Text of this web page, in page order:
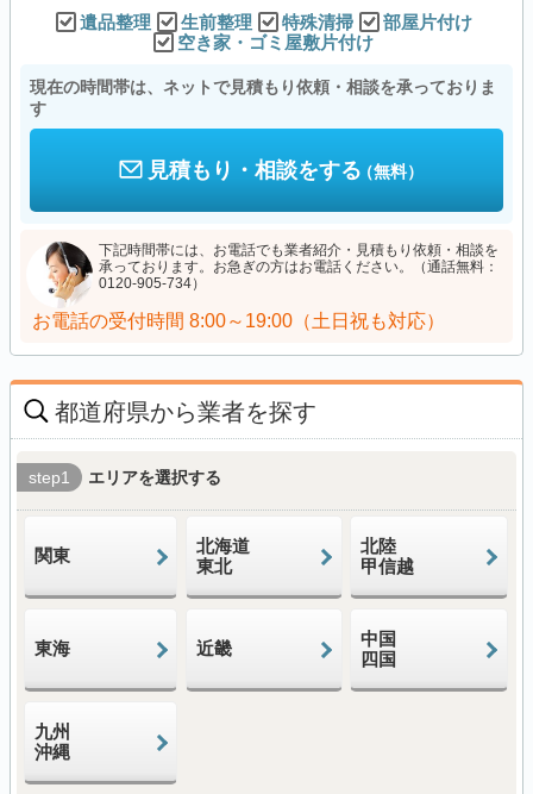
遺品整理 生前整理 特殊清掃
部屋片付け
空き家・ゴミ屋敷片付け
現在の時間帯は、ネットで見積もり依頼・相談を承っておりま
す
見積もり・相談をする（無料）
下記時間帯には、お電話でも業者紹介・見積もり依頼・相談を
承っております。お急ぎの方はお電話ください。（通話無料：
0120-905-734）
お電話の受付時間 8:00～19:00（土日祝も対応）
都道府県から業者を探す
step1 エリアを選択する
関東
北海道
東北
北陸
甲信越
東海 近畿
中国
四国
九州
沖縄